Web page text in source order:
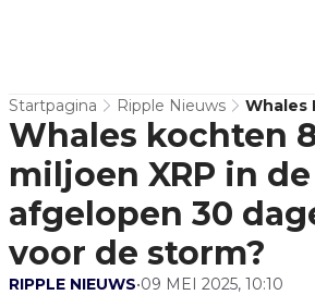
Startpagina Ripple Nieuws
Whales
Miljoen
Stilte
Whales kochten
miljoen XRP in de
afgelopen 30
voor de storm?
RIPPLE NIEUWS•09 MEI 2025, 10:10